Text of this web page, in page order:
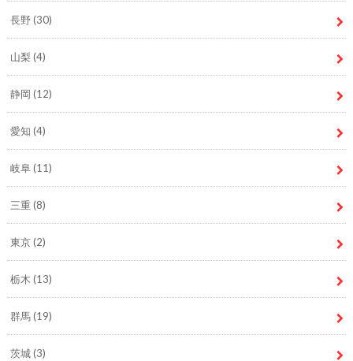
長野(30)
山梨 (4)
静岡 (12)
愛知 (4)
岐阜(11)
三重 (8)
東京(2)
栃木 (13)
群馬(19)
茨城(3)